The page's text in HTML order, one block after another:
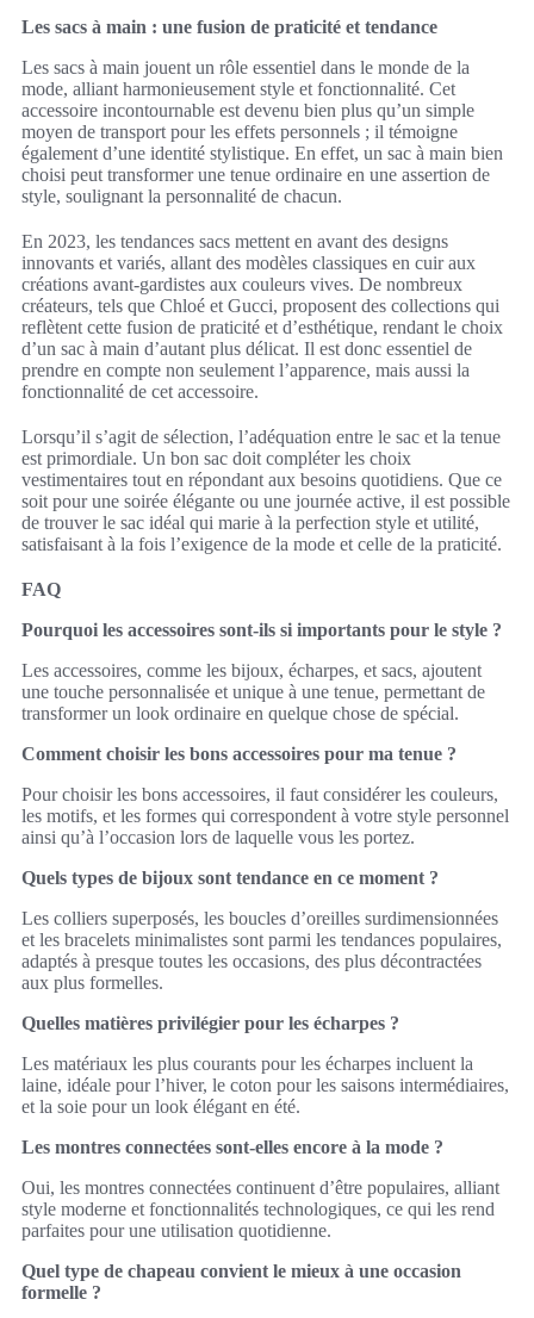
Les sacs à main : une fusion de praticité et tendance
Les sacs à main jouent un rôle essentiel dans le monde de la
mode, alliant harmonieusement style et fonctionnalité. Cet
accessoire incontournable est devenu bien plus qu’un simple
moyen de transport pour les effets personnels ; il témoigne
également d’une identité stylistique. En effet, un sac à main bien
choisi peut transformer une tenue ordinaire en une assertion de
style, soulignant la personnalité de chacun.
En 2023, les tendances sacs mettent en avant des designs
innovants et variés, allant des modèles classiques en cuir aux
créations avant-gardistes aux couleurs vives. De nombreux
créateurs, tels que Chloé et Gucci, proposent des collections qui
reflètent cette fusion de praticité et d’esthétique, rendant le choix
d’un sac à main d’autant plus délicat. Il est donc essentiel de
prendre en compte non seulement l’apparence, mais aussi la
fonctionnalité de cet accessoire.
Lorsqu’il s’agit de sélection, l’adéquation entre le sac et la tenue
est primordiale. Un bon sac doit compléter les choix
vestimentaires tout en répondant aux besoins quotidiens. Que ce
soit pour une soirée élégante ou une journée active, il est possible
de trouver le sac idéal qui marie à la perfection style et utilité,
satisfaisant à la fois l’exigence de la mode et celle de la praticité.
FAQ
Pourquoi les accessoires sont-ils si importants pour le style ?
Les accessoires, comme les bijoux, écharpes, et sacs, ajoutent
une touche personnalisée et unique à une tenue, permettant de
transformer un look ordinaire en quelque chose de spécial.
Comment choisir les bons accessoires pour ma tenue ?
Pour choisir les bons accessoires, il faut considérer les couleurs,
les motifs, et les formes qui correspondent à votre style personnel
ainsi qu’à l’occasion lors de laquelle vous les portez.
Quels types de bijoux sont tendance en ce moment ?
Les colliers superposés, les boucles d’oreilles surdimensionnées
et les bracelets minimalistes sont parmi les tendances populaires,
adaptés à presque toutes les occasions, des plus décontractées
aux plus formelles.
Quelles matières privilégier pour les écharpes ?
Les matériaux les plus courants pour les écharpes incluent la
laine, idéale pour l’hiver, le coton pour les saisons intermédiaires,
et la soie pour un look élégant en été.
Les montres connectées sont-elles encore à la mode ?
Oui, les montres connectées continuent d’être populaires, alliant
style moderne et fonctionnalités technologiques, ce qui les rend
parfaites pour une utilisation quotidienne.
Quel type de chapeau convient le mieux à une occasion
formelle ?